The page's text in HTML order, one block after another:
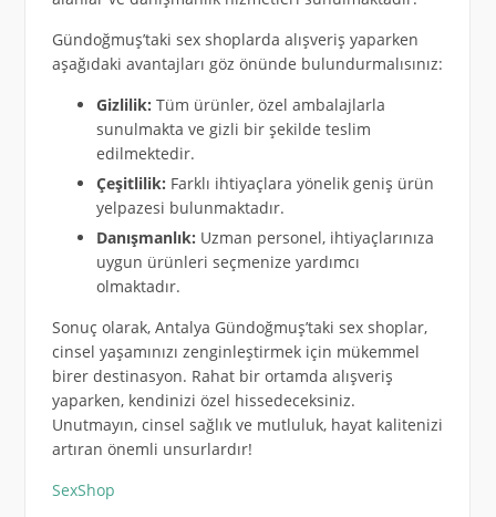
Gündoğmuş’taki sex shoplarda alışveriş yaparken
aşağıdaki avantajları göz önünde bulundurmalısınız:
Gizlilik: Tüm ürünler, özel ambalajlarla
sunulmakta ve gizli bir şekilde teslim
edilmektedir.
Çeşitlilik: Farklı ihtiyaçlara yönelik geniş ürün
yelpazesi bulunmaktadır.
Danışmanlık: Uzman personel, ihtiyaçlarınıza
uygun ürünleri seçmenize yardımcı
olmaktadır.
Sonuç olarak, Antalya Gündoğmuş’taki sex shoplar,
cinsel yaşamınızı zenginleştirmek için mükemmel
birer destinasyon. Rahat bir ortamda alışveriş
yaparken, kendinizi özel hissedeceksiniz.
Unutmayın, cinsel sağlık ve mutluluk, hayat kalitenizi
artıran önemli unsurlardır!
SexShop